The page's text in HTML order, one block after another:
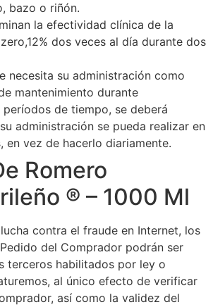
bazo o riñón.
la efectividad clínica de la
dos veces al día durante dos
necesita su administración como
mantenimiento durante
de tiempo, se deberá
administración se pueda realizar en
en vez de hacerlo diariamente.
Romero
® – 1000 Ml
contra el fraude en Internet, los
del Comprador podrán ser
terceros habilitados por ley o
al único efecto de verificar
así como la validez del